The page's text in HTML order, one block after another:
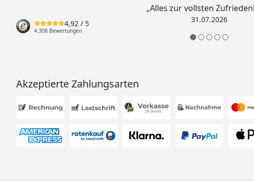
4,92 / 5
4.308 Bewertungen
„Alles zur vollsten
31.07.2026
Akzeptierte Zahlungsarten